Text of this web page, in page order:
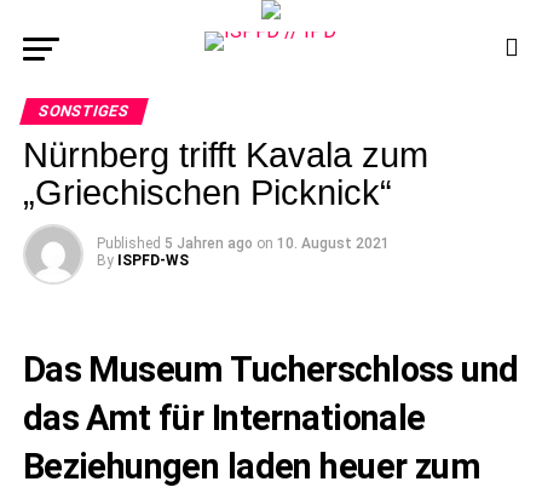
SONSTIGES
Nürnberg trifft Kavala zum
„Griechischen Picknick“
Published 5 Jahren ago on 10. August 2021
By ISPFD-WS
Das Museum Tucherschloss und
das Amt für Internationale
Beziehungen laden heuer zum